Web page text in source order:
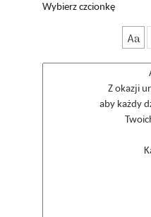
Wybierz czcionkę
Aa